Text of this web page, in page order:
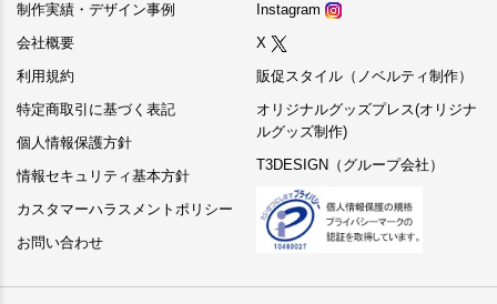
制作実績・デザイン事例
会社概要
利用規約
特定商取引に基づく表記
個人情報保護方針
情報セキュリティ基本方針
カスタマーハラスメントポリシー
お問い合わせ
Instagram
X
販促スタイル（ノベルティ制作）
オリジナルグッズプレス(オリジナ
ルグッズ制作)
T3DESIGN（グループ会社）